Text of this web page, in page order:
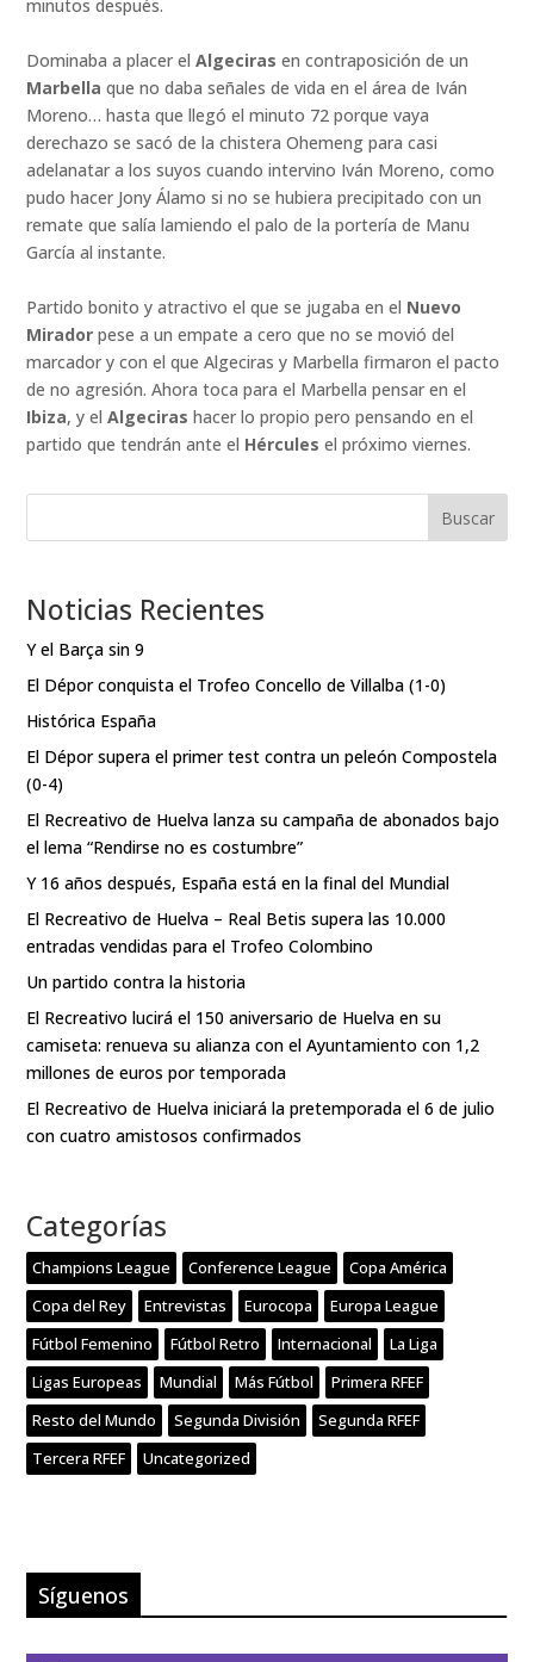
minutos después.
Dominaba a placer elAlgecirasen contraposición de un
Marbellaque no daba señales de vida en el área de Iván
Moreno… hasta que llegó el minuto 72 porque vaya
derechazo se sacó de la chistera Ohemeng para casi
adelanatar a los suyos cuando intervino Iván Moreno, como
pudo hacer Jony Álamo si no se hubiera precipitado con un
remate que salía lamiendo el palo de la portería de Manu
García al instante.
Partido bonito y atractivo el que se jugaba en el Nuevo
Mirador pese a un empate a cero que no se movió del
marcador y con el que Algeciras y Marbella firmaron el pacto
de no agresión. Ahora toca para el Marbella pensar en el
Ibiza, y elAlgeciras hacer lo propio pero pensando en el
partido que tendrán ante el Hércules el próximo viernes.
Buscar
Noticias Recientes
Y el Barça sin 9
El Dépor conquista el Trofeo Concello de Villalba (1-0)
Histórica España
El Dépor supera el primer test contra un peleón Compostela
(0-4)
El Recreativo de Huelva lanza su campaña de abonados bajo
el lema “Rendirse no es costumbre”
Y 16 años después, España está en la final del Mundial
El Recreativo de Huelva – Real Betis supera las 10.000
entradas vendidas para el Trofeo Colombino
Un partido contra la historia
El Recreativo lucirá el 150 aniversario de Huelva en su
camiseta: renueva su alianza con el Ayuntamiento con 1,2
millones de euros por temporada
El Recreativo de Huelva iniciará la pretemporada el 6 de julio
con cuatro amistosos confirmados
Categorías
Champions League Conference League
Copa América
Copa del Rey
Entrevistas Eurocopa
Europa League
Fútbol Femenino
Fútbol Retro Internacional
La Liga
Ligas Europeas
Mundial Más Fútbol
Primera RFEF
Resto del Mundo
Segunda División
Segunda RFEF
Tercera RFEF
Uncategorized
Síguenos